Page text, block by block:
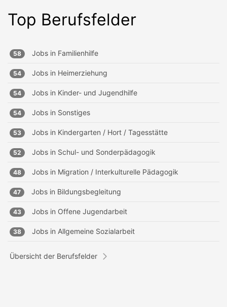
Top Berufsfelder
58 Jobs in Familienhilfe
54 Jobs in Heimerziehung
54 Jobs in Kinder- und Jugendhilfe
54 Jobs in Sonstiges
53 Jobs in Kindergarten / Hort / Tagesstätte
52 Jobs in Schul- und Sonderpädagogik
48 Jobs in Migration / Interkulturelle Pädagogik
47 Jobs in Bildungsbegleitung
43 Jobs in Offene Jugendarbeit
38 Jobs in Allgemeine Sozialarbeit
Übersicht der Berufsfelder